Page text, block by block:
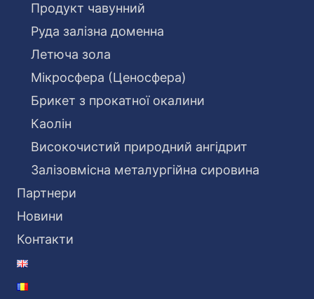
Продукт чавунний
Руда залізна доменна
Летюча зола
Мікросфера (Ценосфера)
Брикет з прокатної окалини
Каолін
Високочистий природний ангідрит
Залізовмісна металургійна сировина
Партнери
Новини
Контакти